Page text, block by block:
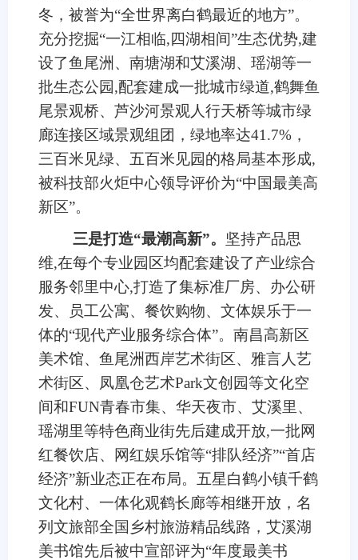
冬，被誉为“全世界离白鹤最近的地方”。
充分挖掘“一江相临,四湖相间”生态优势,建
设了鱼尾洲、南塘湖和艾溪湖、瑶湖等一
批生态公园,配套建成一批城市绿道,鹤舞鱼
尾景观桥、芦沙河景观人行天桥等城市绿
廊连接区域景观组团，绿地率达41.7%，
三百米见绿、五百米见园的格局基本形成,
被科技部火炬中心领导评价为“中国最美高
新区”。
三是打造“最潮高新”。 坚持产品思
维,在每个专业园区均配套建设了产业综合
服务邻里中心,打造了集标准厂房、办公研
发、员工公寓、餐饮购物、文体娱乐于一
体的“现代产业服务综合体”。南昌高新区
美术馆、鱼尾洲西岸艺术街区、雅言人艺
术街区、凤凰仓艺术Park文创园等文化空
间和FUN青春市集、华天夜市、艾溪里、
瑶湖里等特色商业街先后建成开放,一批网
红餐饮店、网红娱乐馆等“排队经济”“首店
经济”新业态正在布局。五星白鹤小镇千鹤
文化村、一体化观鹤长廊等相继开放，名
列文旅部全国乡村旅游精品线路，艾溪湖
美书馆先后被中宣部评为“年度最美书